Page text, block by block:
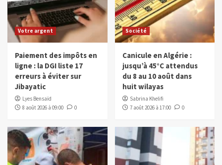
Votre argent
Paiement des impôts en
ligne : la DGI liste 17
erreurs à éviter sur
Jibayatic
Lyes Bensaïd
8 août 2026 à 09:00
0
Société
Canicule en Algérie :
jusqu’à 45°C attendus
du 8 au 10 août dans
huit wilayas
Sabrina Khelifi
7 août 2026 à 17:00
0